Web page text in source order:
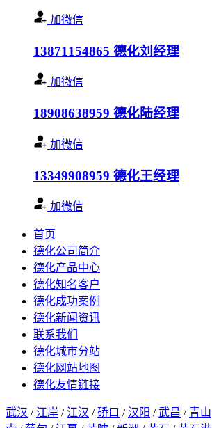
加微信
13871154865 德化刘经理
加微信
18908638959 德化陆经理
加微信
13349908959 德化王经理
加微信
首页
德化公司简介
德化产品中心
德化知名客户
德化成功案例
德化新闻资讯
联系我们
德化城市分站
德化网站地图
德化友情链接
武汉 / 江岸 / 江汉 /硚口 /汉阳 /武昌 / 青山